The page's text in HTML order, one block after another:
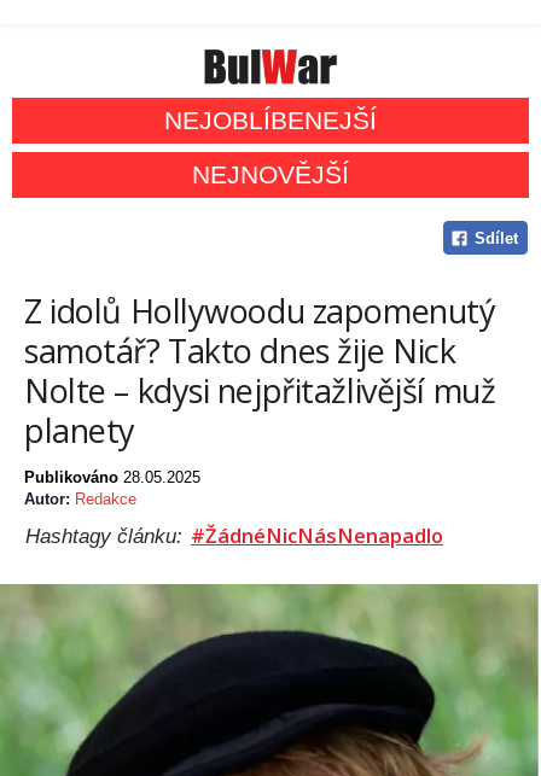
NEJOBLÍBENEJŠÍ
NEJNOVĚJŠÍ
Sdílet
Z idolů Hollywoodu zapomenutý
samotář? Takto dnes žije Nick
Nolte – kdysi nejpřitažlivější muž
planety
Publikováno 28.05.2025
Autor: Redakce
Hashtagy článku: #ŽádnéNicNásNenapadlo